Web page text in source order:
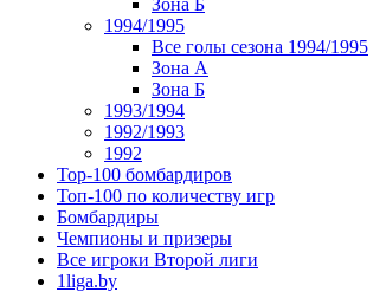
Зона Б
1994/1995
Все голы сезона 1994/1995
Зона А
Зона Б
1993/1994
1992/1993
1992
Top-100 бомбардиров
Топ-100 по количеству игр
Бомбардиры
Чемпионы и призеры
Все игроки Второй лиги
1liga.by